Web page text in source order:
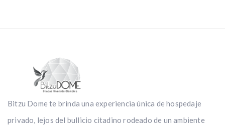
Bitzu Dome te brinda una experiencia única de hospedaje
privado, lejos del bullicio citadino rodeado de un ambiente